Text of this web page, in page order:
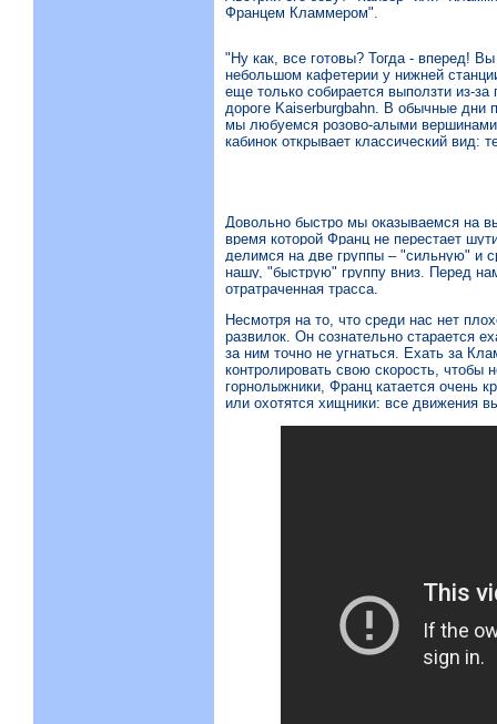
Францем Кламмером".
"Ну как, все готовы? Тогда - вперед!
небольшом кафетерии у нижней
еще только собирается выползти из-
дороге Kaiserburgbahn. В обычные дни
мы любуемся розово-алыми
кабинок открывает классический вид:
Довольно быстро мы оказываемся на
время которой Франц не перестает
делимся на две группы – "сильную" и
нашу, "быструю" группу вниз. Перед
отратраченная трасса.
Несмотря на то, что среди нас нет
развилок. Он сознательно старается
за ним точно не угнаться. Ехать за
контролировать свою скорость, чтобы
горнолыжники, Франц катается очень
или охотятся хищники: все движения